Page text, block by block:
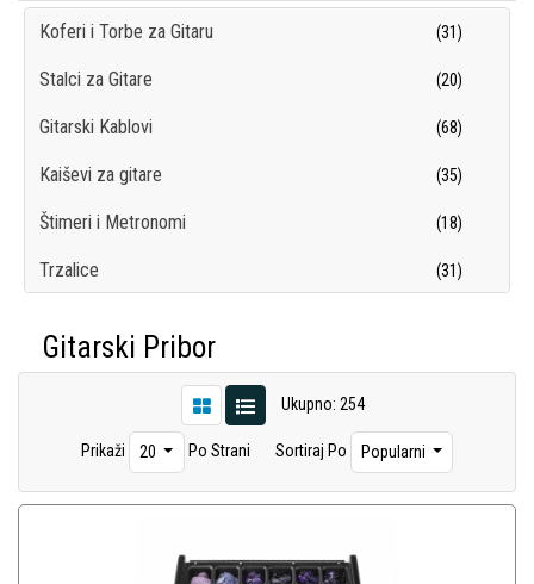
Koferi i Torbe za Gitaru (31)
Stalci za Gitare (20)
Gitarski Kablovi (68)
Kaiševi za gitare (35)
Štimeri i Metronomi (18)
Trzalice (31)
Delovi za gitare
Čišćenje i Održavanje gitara
Slajdovi
Klupice za Nogu (3)
Gitarski Pribor
Ukupno: 254
Prikaži 20 Po Strani Sortiraj Po Popularni